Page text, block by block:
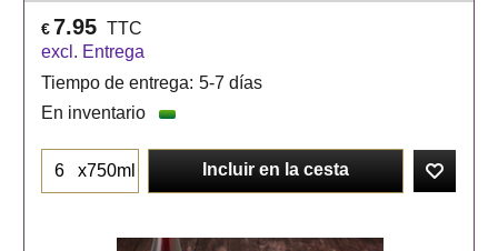
€7.95 TTC
excl. Entrega
Tiempo de entrega: 5-7 días
En inventario
x750ml Incluir en la cesta